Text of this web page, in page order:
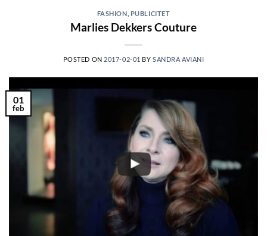
FASHION PUBLICITET
Marlies Dekkers Couture
POSTED ON 2017-02-01 BYSANDRA AVIANI
01
feb